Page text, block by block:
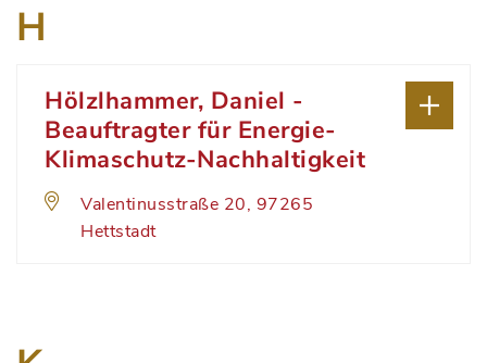
H
Hölzlhammer, Daniel -
Beauftragter für Energie-
Klimaschutz-Nachhaltigkeit
Valentinusstraße 20, 97265
Hettstadt